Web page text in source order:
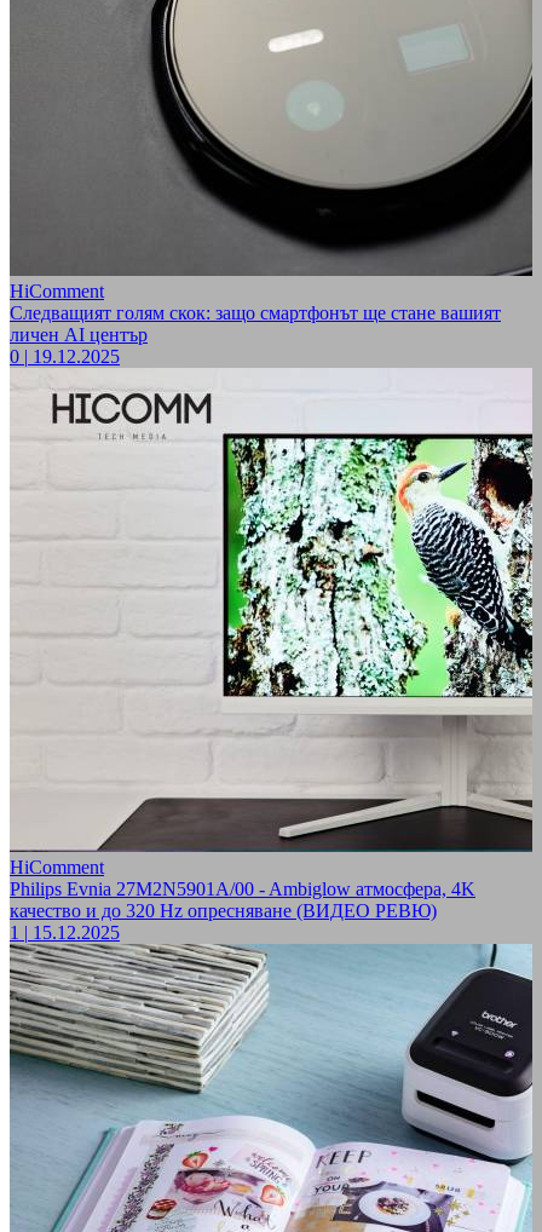
HiComment
Следващият голям скок: защо смартфонът ще стане вашият
личен AI център
0 | 19.12.2025
HiComment
Philips Evnia 27M2N5901A/00 - Ambiglow атмосфера, 4K
качество и до 320 Hz опресняване (ВИДЕО РЕВЮ)
1 | 15.12.2025